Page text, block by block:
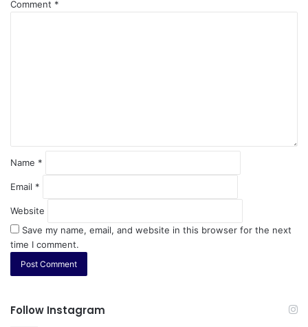
Comment *
Name *
Email *
Website
Save my name, email, and website in this browser for the next
time I comment.
Follow Instagram